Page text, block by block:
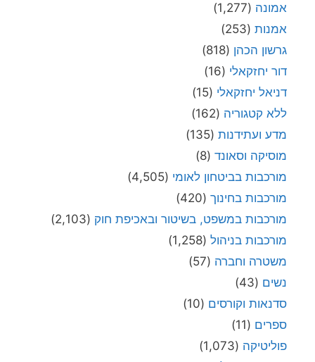
אמונה (1,277)
אמנות (253)
גרשון הכהן (818)
דור יחזקאלי (16)
דניאל יחזקאלי (15)
ללא קטגוריה (162)
מדע ועתידנות (135)
מוסיקה וסאונד (8)
מורכבות בביטחון לאומי (4,505)
מורכבות בחינוך (420)
מורכבות במשפט, בשיטור ובאכיפת חוק (2,103)
מורכבות בניהול (1,258)
משטרה וחברה (57)
נשים (43)
סדנאות וקורסים (10)
ספרים (11)
פוליטיקה (1,073)